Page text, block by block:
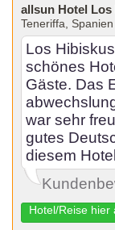
allsun Hotel
Teneriffa, Spanien
Los
schönes
Gäste. Das
war sehr
gutes
diesem
Hotel/Reise hier